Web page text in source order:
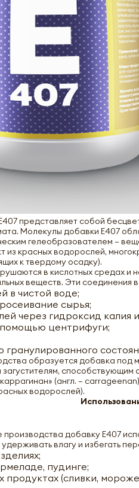
представляет собой
Молекулы добавки Е407
гелеобразователем –
из красных водорослей,
к твердому осадку).
в кислотных средах и
веществ. Эти
в чистой воде;
сырья;
через гидроксид калия
центрифуги;
образуется добавка под
загустителям,
(англ. –
водорослей).
производства добавку Е407
удерживать влагу и избегать
пудинге;
продуктах (сливки,